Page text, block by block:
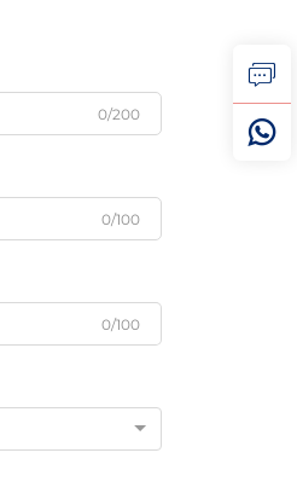
0/200
0/100
0/100